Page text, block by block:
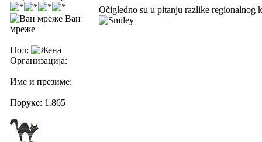
Ван
мреже
Пол:
Организација:
Име и презиме:
Поруке: 1.865
Očigledno su u pitanju razlike regionalnog